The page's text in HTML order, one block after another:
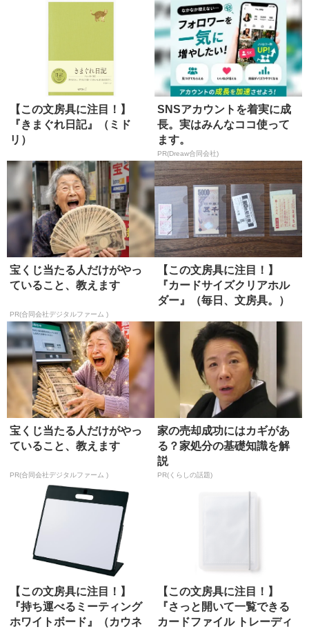
【この文房具に注目！】
『きまぐれ日記』（ミド
リ）
SNSアカウントを着実に成
長。実はみんなココ使って
ます。
PR(Dreaw合同会社)
宝くじ当たる人だけがやっ
ていること、教えます
PR(合同会社デジタルファーム )
【この文房具に注目！】
『カードサイズクリアホル
ダー』（毎日、文房具。）
宝くじ当たる人だけがやっ
ていること、教えます
PR(合同会社デジタルファーム )
家の売却成功にはカギがあ
る？家処分の基礎知識を解
説
PR(くらしの話題)
【この文房具に注目！】
『持ち運べるミーティング
ホワイトボード』（カウネ
【この文房具に注目！】
『さっと開いて一覧できる
カードファイル トレーディ